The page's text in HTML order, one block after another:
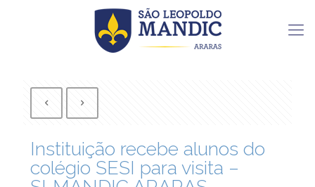
Instituição recebe alunos do
colégio SESI para visita –